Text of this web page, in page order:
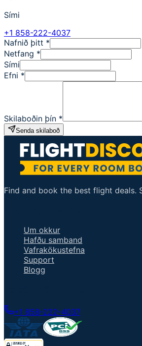
Sími
+1 858-222-4037
Nafnið þitt *
Netfang *
Sími
Efni *
Skilaboðin þín *
Senda skilaboð
Find and book the best flight deals.
Um okkur
Hafðu samband
Vafrakökustefna
Support
Blogg
+1 858-222-4037